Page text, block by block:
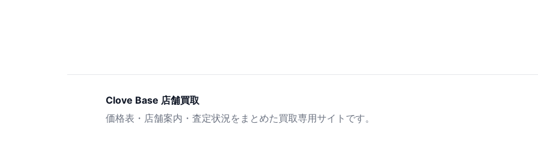
Clove Base 店舗買取
価格表・店舗案内・査定状況をまとめた買取専用サイトです。